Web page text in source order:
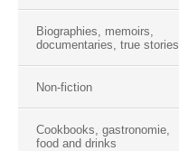
Biographies, memoirs,
documentaries, true stories
Non-fiction
Cookbooks, gastronomie,
food and drinks